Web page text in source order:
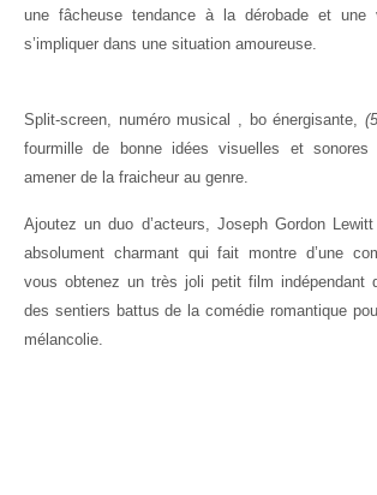
une fâcheuse tendance à la dérobade et une
s’impliquer dans une situation amoureuse.
Split-screen, numéro musical , bo énergisante,
fourmille de bonne idées visuelles et sonores
amener de la fraicheur au genre.
Ajoutez un duo d’acteurs, Joseph Gordon
absolument charmant qui fait montre d’une
vous obtenez un très joli petit film indépendant
des sentiers battus de la comédie romantique
mélancolie.